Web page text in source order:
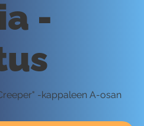
-
-kappaleen A-osan